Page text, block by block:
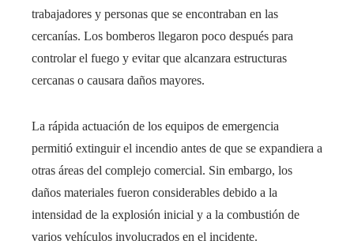
trabajadores y personas que se encontraban en las
cercanías. Los bomberos llegaron poco después para
controlar el fuego y evitar que alcanzara estructuras
cercanas o causara daños mayores.
La rápida actuación de los equipos de emergencia
permitió extinguir el incendio antes de que se expandiera a
otras áreas del complejo comercial. Sin embargo, los
daños materiales fueron considerables debido a la
intensidad de la explosión inicial y a la combustión de
varios vehículos involucrados en el incidente.